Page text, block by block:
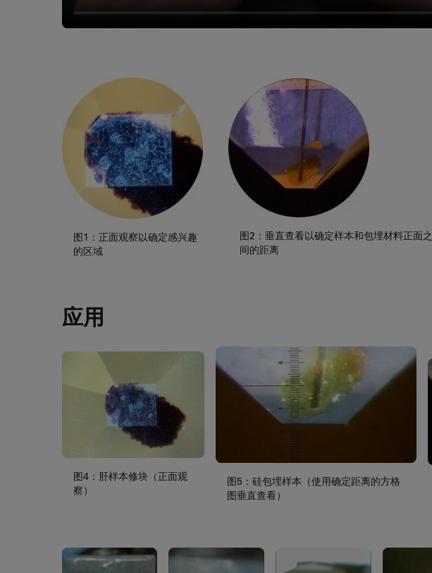
图1：正面观察以确定感兴趣
的区域
图2：垂直查看以确定样本和包埋材料正面之
间的距离
应用
图4：肝样本修块（正面观
察）
图5：硅包埋样本（使用确定距离的方格
图垂直查看）